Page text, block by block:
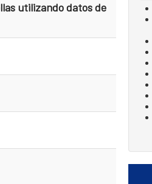
utilizando datos de